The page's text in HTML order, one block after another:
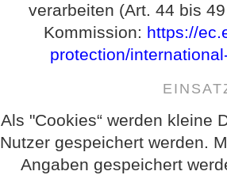
verarbeiten (Art. 44 bis
Kommission: https://
protection/
Als "Cookies“ werden kleine
Nutzer gespeichert werden.
Angaben gespeichert